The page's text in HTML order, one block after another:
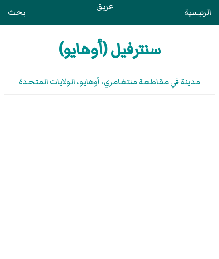
الرئيسية عريق بحث
سنترفيل (أوهايو)
مدينة في مقاطعة منتغامري، أوهايو، الولايات المتحدة